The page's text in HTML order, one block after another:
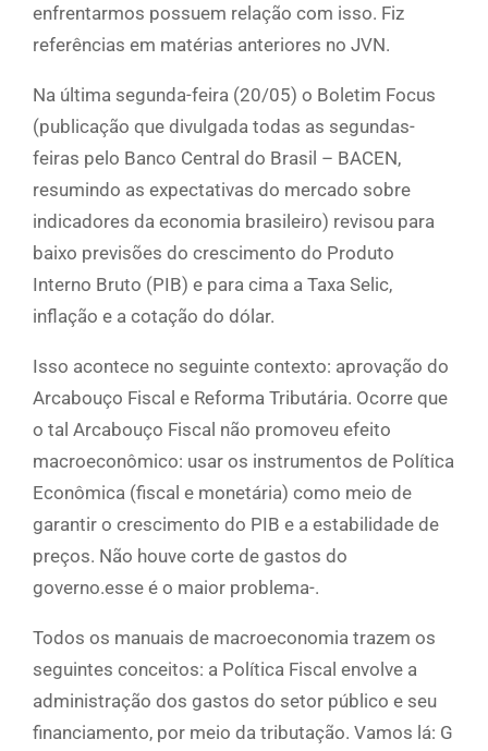
enfrentarmos possuem relação com isso. Fiz
referências em matérias anteriores no JVN.
Na última segunda-feira (20/05) o Boletim Focus
(publicação que divulgada todas as segundas-
feiras pelo Banco Central do Brasil – BACEN,
resumindo as expectativas do mercado sobre
indicadores da economia brasileiro) revisou para
baixo previsões do crescimento do Produto
Interno Bruto (PIB) e para cima a Taxa Selic,
inflação e a cotação do dólar.
Isso acontece no seguinte contexto: aprovação do
Arcabouço Fiscal e Reforma Tributária. Ocorre que
o tal Arcabouço Fiscal não promoveu efeito
macroeconômico: usar os instrumentos de Política
Econômica (fiscal e monetária) como meio de
garantir o crescimento do PIB e a estabilidade de
preços. Não houve corte de gastos do
governo.esse é o maior problema-.
Todos os manuais de macroeconomia trazem os
seguintes conceitos: a Política Fiscal envolve a
administração dos gastos do setor público e seu
financiamento, por meio da tributação. Vamos lá: G